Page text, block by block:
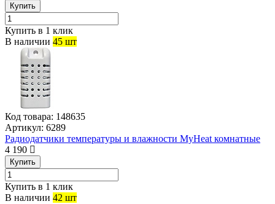
Купить
Купить в 1 клик
В наличии 45 шт
Код товара: 148635
Артикул: 6289
Радиодатчики температуры и влажности MyHeat комнатные
4 190
Купить
Купить в 1 клик
В наличии 42 шт